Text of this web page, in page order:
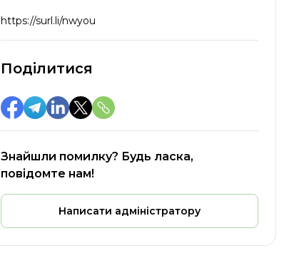
https://surl.li/nwyou
Поділитися
Знайшли помилку? Будь ласка,
повідомте нам!
Написати адміністратору